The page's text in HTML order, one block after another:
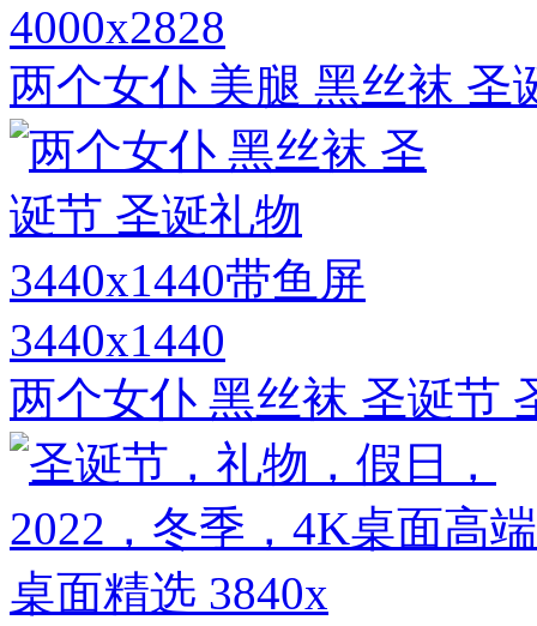
4000x2828
两个女仆 美腿 黑丝袜 圣
3440x1440
两个女仆 黑丝袜 圣诞节